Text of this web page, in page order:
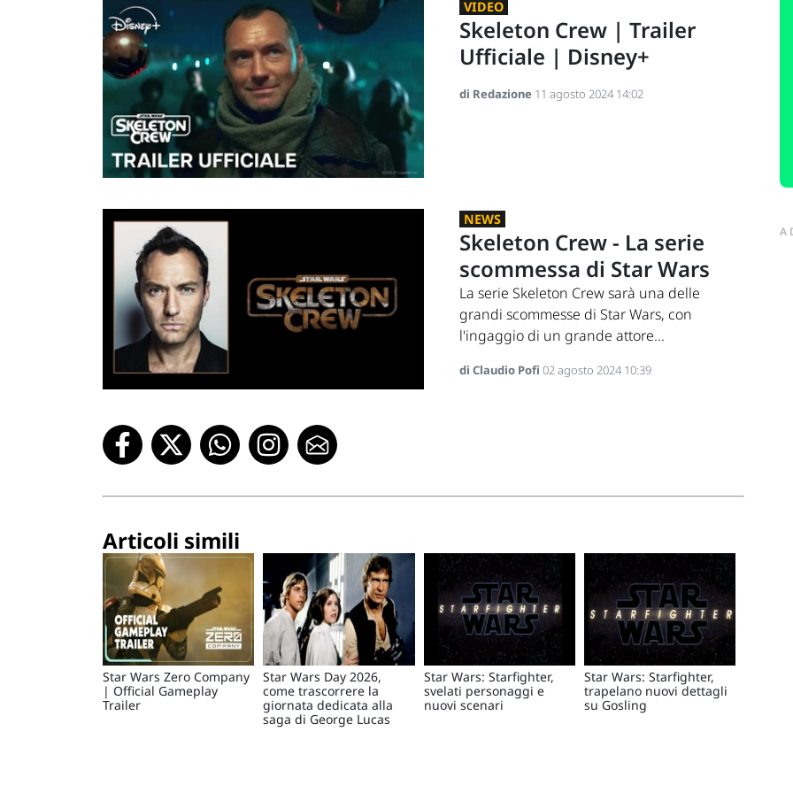
VIDEO
Skeleton Crew | Trailer
Ufficiale | Disney+
di Redazione 11 agosto 2024 14:02
NEWS
Skeleton Crew - La serie
scommessa di Star Wars
La serie Skeleton Crew sarà una delle
grandi scommesse di Star Wars, con
l'ingaggio di un grande attore...
di Claudio Pofi 02 agosto 2024 10:39
Articoli simili
Star Wars Zero Company
| Official Gameplay
Trailer
Star Wars Day 2026,
come trascorrere la
giornata dedicata alla
saga di George Lucas
Star Wars: Starfighter,
svelati personaggi e
nuovi scenari
Star Wars: Starfighter,
trapelano nuovi dettagli
su Gosling